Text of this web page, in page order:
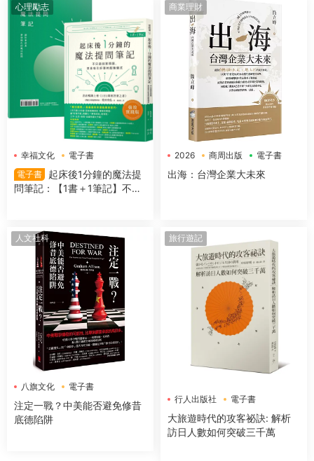
心理勵志
幸福文化
電子書
電子書
起床後1分鐘的魔法提
問筆記：【1書＋1筆記】不隻
商業理財
2026 商周出版 電子書
出海：台灣企業大未來
人文社科
八旗文化 電子書
注定一戰？中美能否避免修昔
底德陷阱
旅行遊記
行人出版社 電子書
大旅遊時代的攻客祕訣: 解析
訪日人數如何突破三千萬